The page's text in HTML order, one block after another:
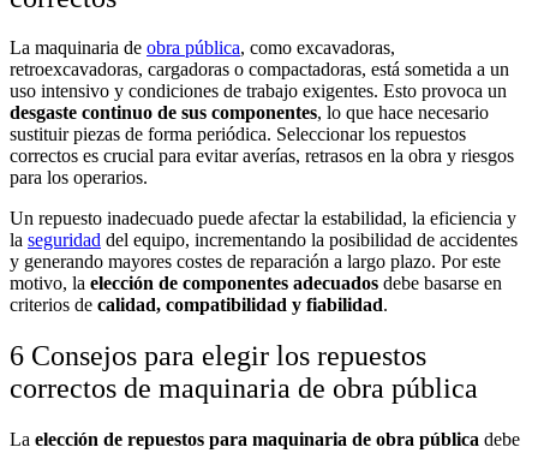
La maquinaria de obra pública, como excavadoras,
retroexcavadoras, cargadoras o compactadoras, está sometida a un
uso intensivo y condiciones de trabajo exigentes. Esto provoca un
desgaste continuo de sus componentes, lo que hace necesario
sustituir piezas de forma periódica. Seleccionar los repuestos
correctos es crucial para evitar averías, retrasos en la obra y riesgos
para los operarios.
Un repuesto inadecuado puede afectar la estabilidad, la eficiencia y
la seguridad del equipo, incrementando la posibilidad de accidentes
y generando mayores costes de reparación a largo plazo. Por este
motivo, la elección de componentes adecuados debe basarse en
criterios de calidad, compatibilidad y fiabilidad.
6 Consejos para elegir los repuestos
correctos de maquinaria de obra pública
La elección de repuestos para maquinaria de obra pública debe